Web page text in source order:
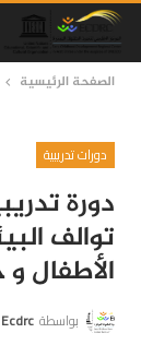
الصفحة الرئيسية
دورات تدريبية
دورة
توالف
الأطفال و
بواسطة Ecdrc